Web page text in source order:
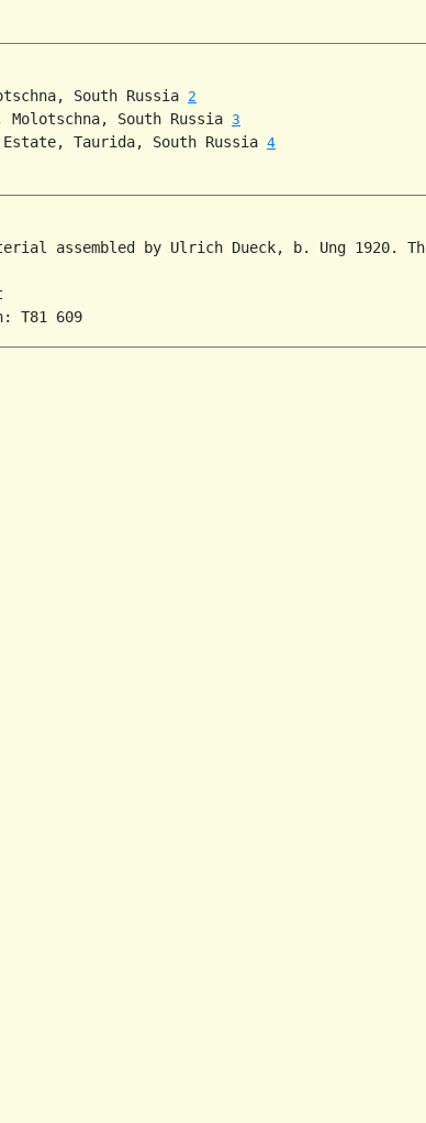
South Russia 2
South Russia 3
Taurida, South Russia
4
assembled by Ulrich Dueck, b. Ung 1920. Th